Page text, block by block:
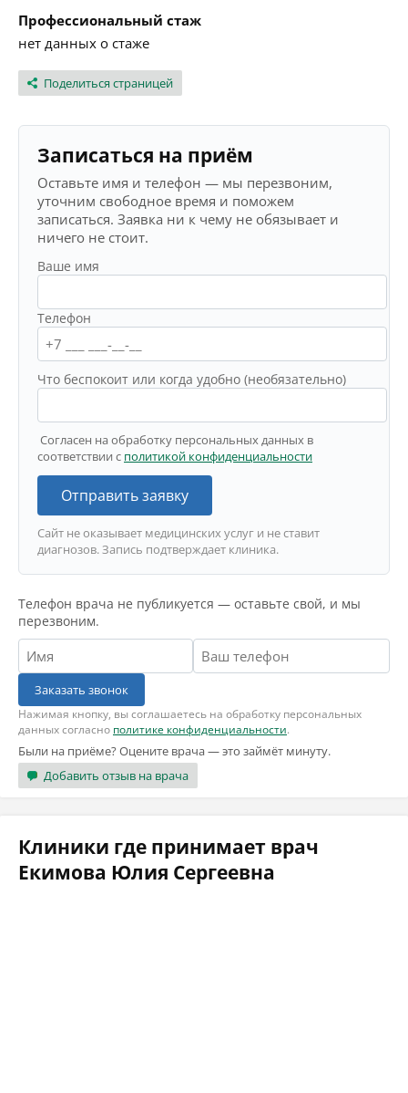
Профессиональный стаж
нет данных о стаже
Поделиться страницей
Записаться на приём
Оставьте имя и телефон — мы перезвоним,
уточним свободное время и поможем
записаться. Заявка ни к чему не обязывает и
ничего не стоит.
Ваше имя
Телефон
Что беспокоит или когда удобно (необязательно)
Согласен на обработку персональных данных в
соответствии с политикой конфиденциальности
Отправить заявку
Сайт не оказывает медицинских услуг и не ставит
диагнозов. Запись подтверждает клиника.
Телефон врача не публикуется — оставьте свой, и мы
перезвоним.
Заказать звонок
Нажимая кнопку, вы соглашаетесь на обработку персональных
данных согласно политике конфиденциальности.
Были на приёме? Оцените врача — это займёт минуту.
Добавить отзыв на врача
Клиники где принимает врач
Екимова Юлия Сергеевна